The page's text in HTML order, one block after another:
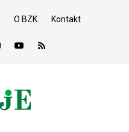
O BZK Kontakt